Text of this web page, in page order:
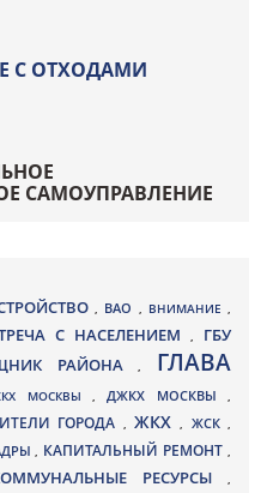
С ОТХОДАМИ
САМОУПРАВЛЕНИЕ
, ВАО , ВНИМАНИЕ ,
С НАСЕЛЕНИЕМ , ГБУ
РАЙОНА, ГЛАВА
МОСКВЫ ,ДЖКХ МОСКВЫ ,
ГОРОДА , ЖКХ, ЖСК,
, КАПИТАЛЬНЫЙ РЕМОНТ ,
РЕСУРСЫ,